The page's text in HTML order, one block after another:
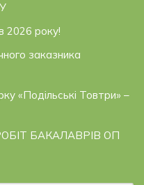
2026 року!
заказника
«Подільські Товтри» –
БАКАЛАВРІВ ОП